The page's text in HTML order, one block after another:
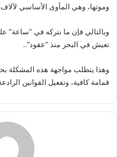
وموتها، وهي المأوى الأساسي لآلاف
وبالتالي فإن ما نتركه في “ساعة”
تعيش في البحر منذ “عقود”..
وهذا يتطلب مواجهة هذه المشكلة
قمامة كافية، وتفعيل القوانين